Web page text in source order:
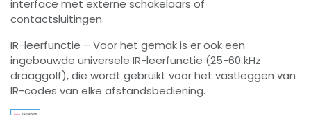
interface met externe schakelaars of
contactsluitingen.
IR-leerfunctie – Voor het gemak is er ook een
ingebouwde universele IR-leerfunctie (25-60 kHz
draaggolf), die wordt gebruikt voor het vastleggen van
IR-codes van elke afstandsbediening.